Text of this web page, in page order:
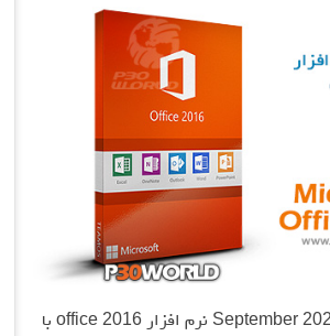
* به همراه آپدیت September 2020 نرم افزار office 2016 با